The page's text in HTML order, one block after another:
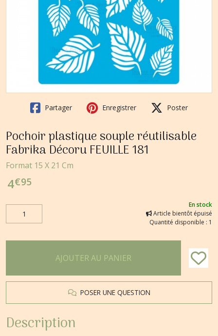
Partager Enregistrer Poster
Pochoir plastique souple réutilisable
Fabrika Décoru FEUILLE 181
Format 15 X 21 Cm
4€95
En stock
Article bientôt épuisé
Quantité disponible : 1
AJOUTER AU PANIER
POSER UNE QUESTION
Description